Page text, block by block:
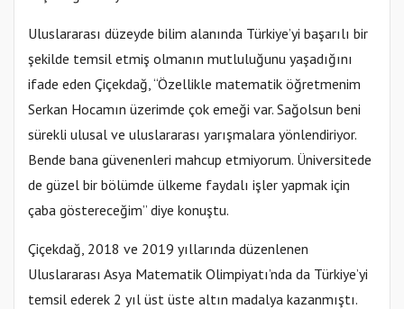
Uluslararası düzeyde bilim alanında Türkiye’yi başarılı bir
şekilde temsil etmiş olmanın mutluluğunu yaşadığını
ifade eden Çiçekdağ, “Özellikle matematik öğretmenim
Serkan Hocamın üzerimde çok emeği var. Sağolsun beni
sürekli ulusal ve uluslararası yarışmalara yönlendiriyor.
Bende bana güvenenleri mahcup etmiyorum. Üniversitede
de güzel bir bölümde ülkeme faydalı işler yapmak için
çaba göstereceğim” diye konuştu.
Çiçekdağ, 2018 ve 2019 yıllarında düzenlenen
Uluslararası Asya Matematik Olimpiyatı’nda da Türkiye’yi
temsil ederek 2 yıl üst üste altın madalya kazanmıştı.